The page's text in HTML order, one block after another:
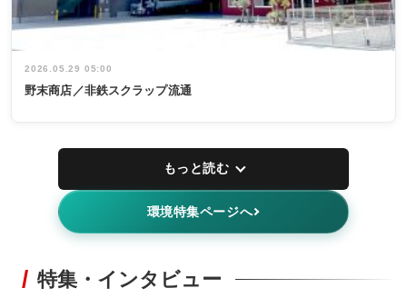
2026.05.29 05:00
野末商店／非鉄スクラップ流通
もっと読む
環境特集ページへ
特集・インタビュー